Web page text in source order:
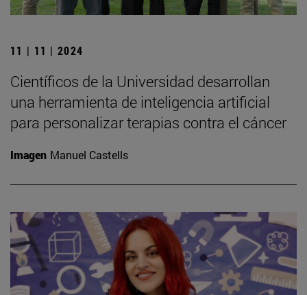
11 | 11 | 2024
Científicos de la Universidad desarrollan
una herramienta de inteligencia artificial
para personalizar terapias contra el cáncer
Imagen Manuel Castells